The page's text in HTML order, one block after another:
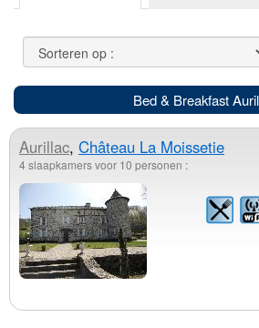
Bed & Breakfast
Aurillac, Château La Moissetie
4 slaapkamers voor 10 personen :